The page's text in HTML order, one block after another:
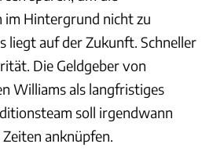
Hintergrund nicht zu
liegt auf der Zukunft. Schneller
Die Geldgeber von
Williams als langfristiges
soll irgendwann
anknüpfen.